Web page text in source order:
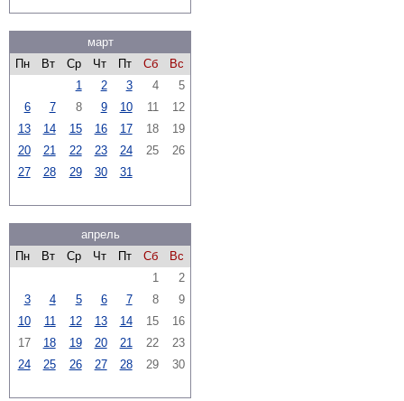
март
Пн
Вт Ср Чт Пт Сб
Вс
1
2 3 4
5
6
7 8 9 10 11
12
13
14 15 16 17 18
19
20
21 22 23 24 25
26
27
28 29 30 31
апрель
Пн
Вт Ср Чт Пт Сб
Вс
1
2
3
4 5 6 7 8
9
10
11 12 13 14 15
16
17
18 19 20 21 22
23
24
25 26 27 28 29 30